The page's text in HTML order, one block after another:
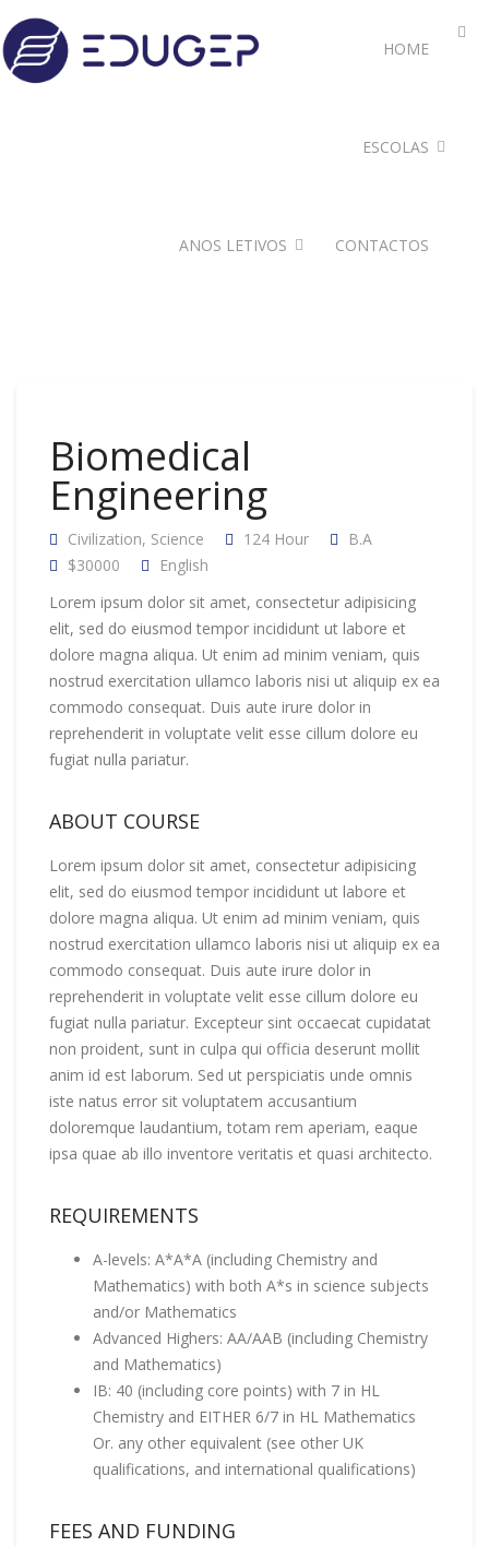
HOME
ESCOLAS
ANOS LETIVOS CONTACTOS
Biomedical
Engineering
Civilization, Science 124 Hour
B.A
$30000
English
Lorem ipsum dolor sit amet, consectetur adipisicing
elit, sed do eiusmod tempor incididunt ut labore et
dolore magna aliqua. Ut enim ad minim veniam, quis
nostrud exercitation ullamco laboris nisi ut aliquip ex ea
commodo consequat. Duis aute irure dolor in
reprehenderit in voluptate velit esse cillum dolore eu
fugiat nulla pariatur.
ABOUT COURSE
Lorem ipsum dolor sit amet, consectetur adipisicing
elit, sed do eiusmod tempor incididunt ut labore et
dolore magna aliqua. Ut enim ad minim veniam, quis
nostrud exercitation ullamco laboris nisi ut aliquip ex ea
commodo consequat. Duis aute irure dolor in
reprehenderit in voluptate velit esse cillum dolore eu
fugiat nulla pariatur. Excepteur sint occaecat cupidatat
non proident, sunt in culpa qui officia deserunt mollit
anim id est laborum. Sed ut perspiciatis unde omnis
iste natus error sit voluptatem accusantium
doloremque laudantium, totam rem aperiam, eaque
ipsa quae ab illo inventore veritatis et quasi architecto.
REQUIREMENTS
A-levels: A*A*A (including Chemistry and
Mathematics) with both A*s in science subjects
and/or Mathematics
Advanced Highers: AA/AAB (including Chemistry
and Mathematics)
IB: 40 (including core points) with 7 in HL
Chemistry and EITHER 6/7 in HL Mathematics
Or. any other equivalent (see other UK
qualifications, and international qualifications)
FEES AND FUNDING